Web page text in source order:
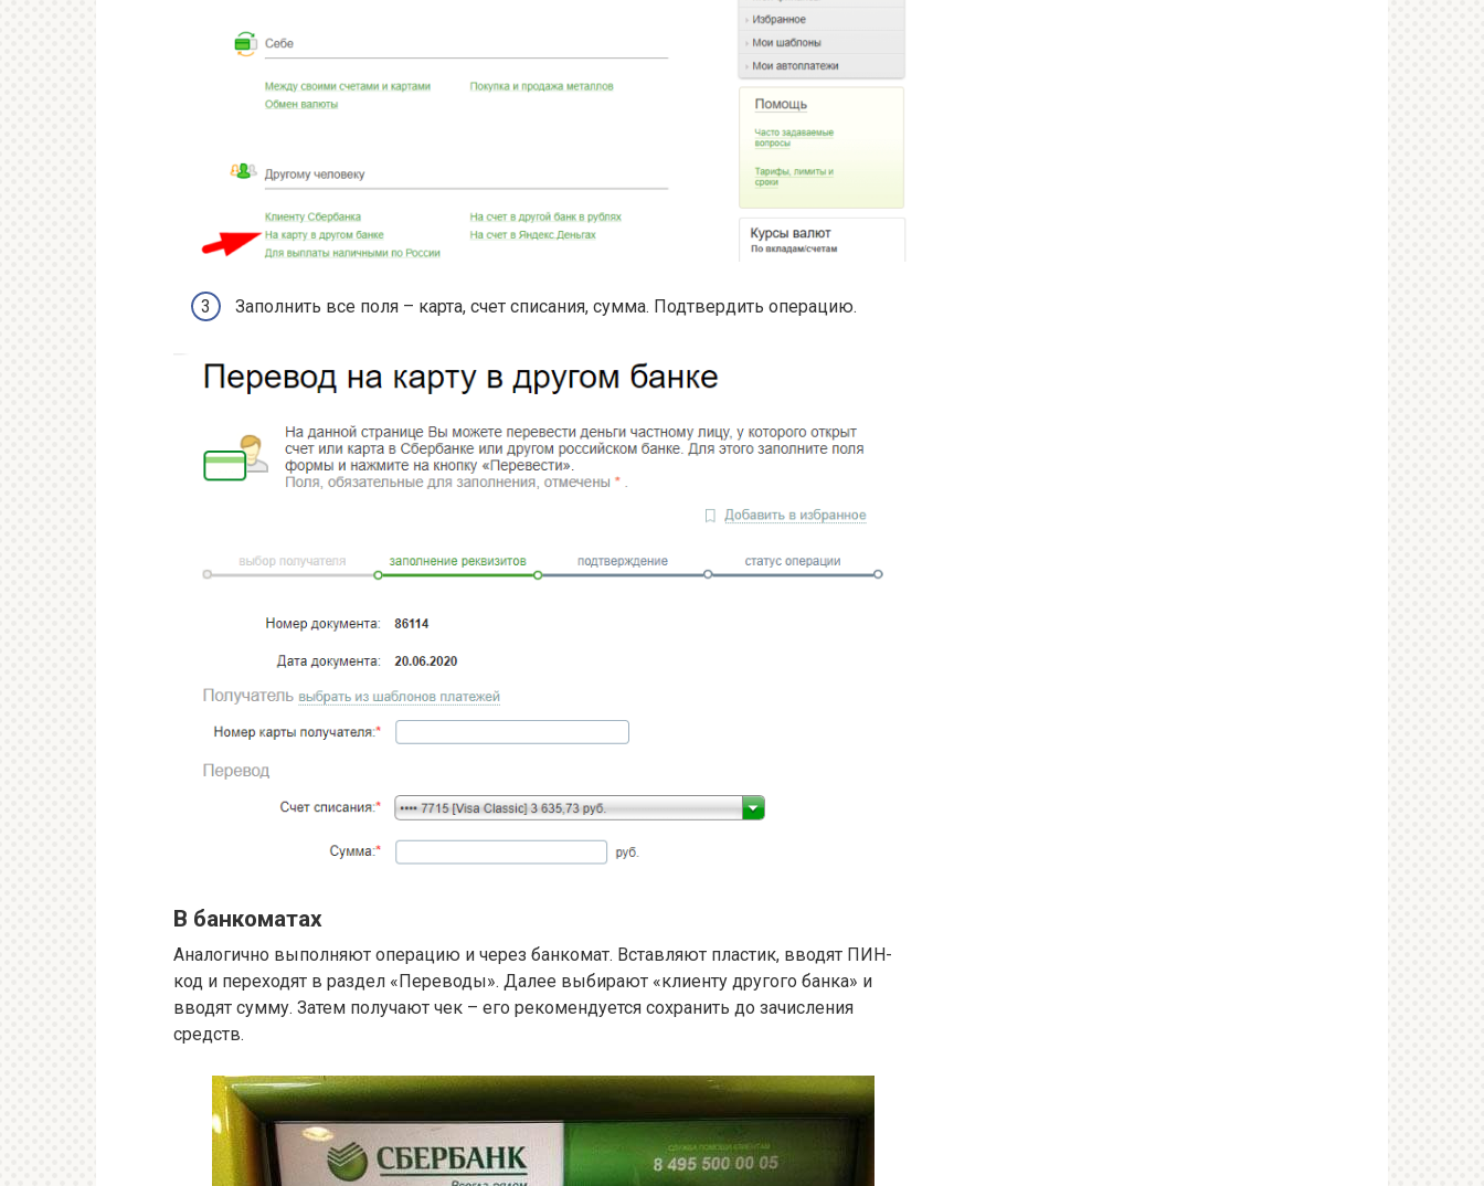
Заполнить все поля – карта, счет списания, сумма. Подтвердить операцию.
В банкоматах
Аналогично выполняют операцию и через банкомат. Вставляют пластик, вводят ПИН-
код и переходят в раздел «Переводы». Далее выбирают «клиенту другого банка» и
вводят сумму. Затем получают чек – его рекомендуется сохранить до зачисления
средств.